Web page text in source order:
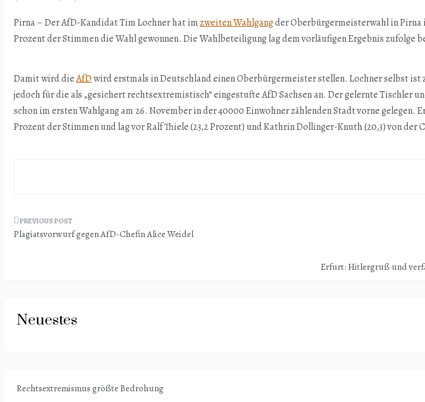
Pirna – Der AfD-Kandidat Tim Lochner hat imzweiten Wahlgangder Oberbürgermeisterwahl in Pirna
Prozent der Stimmen die Wahl gewonnen. Die Wahlbeteiligung lag dem vorläufigen Ergebnis zufolge
Damit wird dieAfDwird erstmals in Deutschland einen Oberbürgermeister stellen. Lochner selbst
jedoch für die als „gesichert rechtsextremistisch“ eingestufte AfD Sachsen an. Der gelernte Tischler
schon im ersten Wahlgang am 26. November in der 40000 Einwohner zählenden Stadt vorne gelegen.
Prozent der Stimmen und lag vor Ralf Thiele (23,2 Prozent) und Kathrin Dollinger-Knuth (20,3) von der
Beitragsnavigation
Plagiatsvorwurf gegen AfD-Chefin Alice Weidel
Erfurt: Hitlergruß und
Neuestes
Rechtsextremismus größte Bedrohung